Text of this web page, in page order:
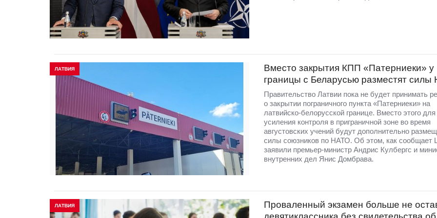
ЛАТВИЯ
Вместо закрытия КПП «Патерниеки» у
границы с Беларусью разместят
Правительство Латвии пока не будет принимать
о закрытии пограничного пункта «Патерниеки» на
латвийско-белорусской границе. Вместо этого для
усиления контроля в приграничной зоне во время
августовских учений будут дополнительно
силы союзников по НАТО. Об этом, как сообщает
заявили премьер-министр Андрис Кулбергс и
внутренних дел Янис Домбрава.
ЛАТВИЯ
Проваленный экзамен больше не